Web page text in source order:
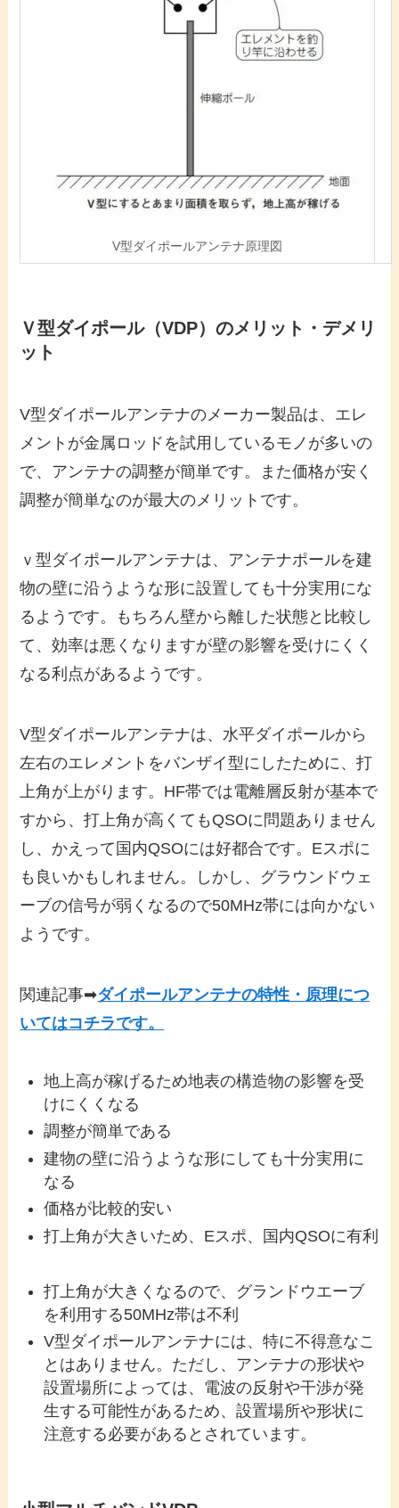
V型ダイポールアンテナ原理図
Ｖ型ダイポール（VDP）のメリット・デメリ
ット
V型ダイポールアンテナのメーカー製品は、エレ
メントが金属ロッドを試用しているモノが多いの
で、アンテナの調整が簡単です。また価格が安く
調整が簡単なのが最大のメリットです。
ｖ型ダイポールアンテナは、アンテナポールを建
物の壁に沿うような形に設置しても十分実用にな
るようです。もちろん壁から離した状態と比較し
て、効率は悪くなりますが壁の影響を受けにくく
なる利点があるようです。
V型ダイポールアンテナは、水平ダイポールから
左右のエレメントをバンザイ型にしたために、打
上角が上がります。HF帯では電離層反射が基本で
すから、打上角が高くてもQSOに問題ありません
し、かえって国内QSOには好都合です。Eスポに
も良いかもしれません。しかし、グラウンドウェ
ーブの信号が弱くなるので50MHz帯には向かない
ようです。
関連記事➡ダイポールアンテナの特性・原理につ
いてはコチラです。
地上高が稼げるため地表の構造物の影響を受
けにくくなる
調整が簡単である
建物の壁に沿うような形にしても十分実用に
なる
価格が比較的安い
打上角が大きいため、Eスポ、国内QSOに有利
打上角が大きくなるので、グランドウエーブ
を利用する50MHz帯は不利
V型ダイポールアンテナには、特に不得意なこ
とはありません。ただし、アンテナの形状や
設置場所によっては、電波の反射や干渉が発
生する可能性があるため、設置場所や形状に
注意する必要があるとされています。